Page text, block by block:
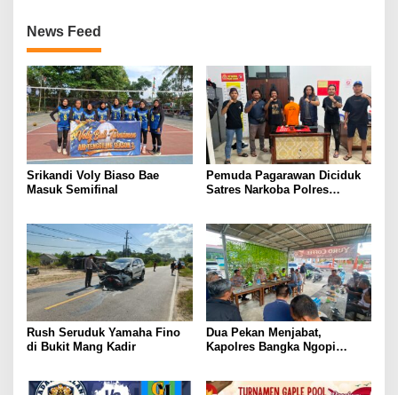
News Feed
Srikandi Voly Biaso Bae
Masuk Semifinal
Pemuda Pagarawan Diciduk
Satres Narkoba Polres
Rush Seruduk Yamaha Fino
di Bukit Mang Kadir
Dua Pekan Menjabat,
Kapolres Bangka Ngopi